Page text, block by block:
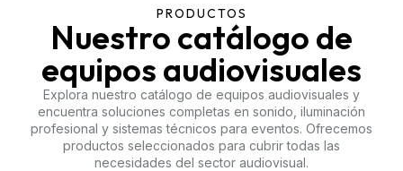
PRODUCTOS
Nuestro catálogo de
equipos audiovisuales
Explora nuestro catálogo de equipos audiovisuales y
encuentra soluciones completas en sonido, iluminación
profesional y sistemas técnicos para eventos. Ofrecemos
productos seleccionados para cubrir todas las
necesidades del sector audiovisual.